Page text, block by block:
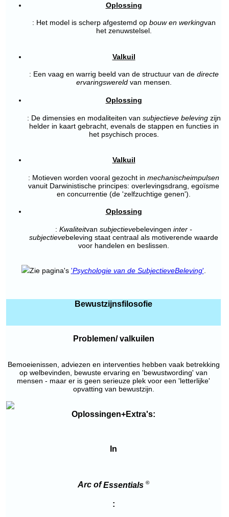
Oplossing
: Het model is scherp afgestemd op bouw en werkingvan
het zenuwstelsel.
Valkuil
: Een vaag en warrig beeld van de structuur van de directe
ervaringswereld van mensen.
Oplossing
: De dimensies en modaliteiten van subjectieve beleving zijn
helder in kaart gebracht, evenals de stappen en functies in
het psychisch proces.
Valkuil
: Motieven worden vooral gezocht in mechanischeimpulsen
vanuit Darwinistische principes: overlevingsdrang, egoïsme
en concurrentie (de 'zelfzuchtige genen').
Oplossing
: Kwaliteitvan subjectievebelevingen inter -
subjectievebeleving staat centraal als motiverende waarde
voor handelen en beslissen.
Zie pagina's 'Psychologie van de SubjectieveBeleving'
Bewustzijnsfilosofie
Problemen/ valkuilen
Bemoeienissen, adviezen en interventies hebben vaak betrekking
op welbevinden, bewuste ervaring en 'bewustwording' van
mensen - maar er is geen serieuze plek voor een 'letterlijke'
opvatting van bewustzijn.
Oplossingen+Extra's:
In
Arc of Essentials ©
: